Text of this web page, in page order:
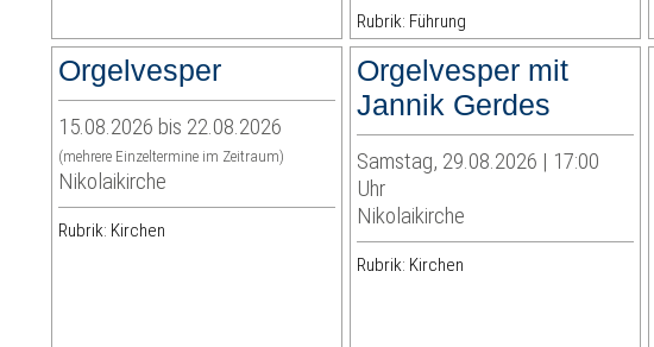
Rubrik: Führung
Orgelvesper
15.08.2026 bis 22.08.2026
(mehrere Einzeltermine im Zeitraum)
Nikolaikirche
Rubrik: Kirchen
Orgelvesper mit
Jannik Gerdes
Samstag, 29.08.2026 | 17:00
Uhr
Nikolaikirche
Rubrik: Kirchen